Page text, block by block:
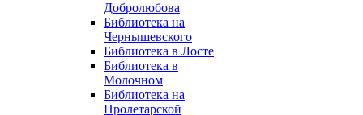
Добролюбова
Библиотека на
Чернышевского
Библиотека в Лосте
Библиотека в
Молочном
Библиотека на
Пролетарской